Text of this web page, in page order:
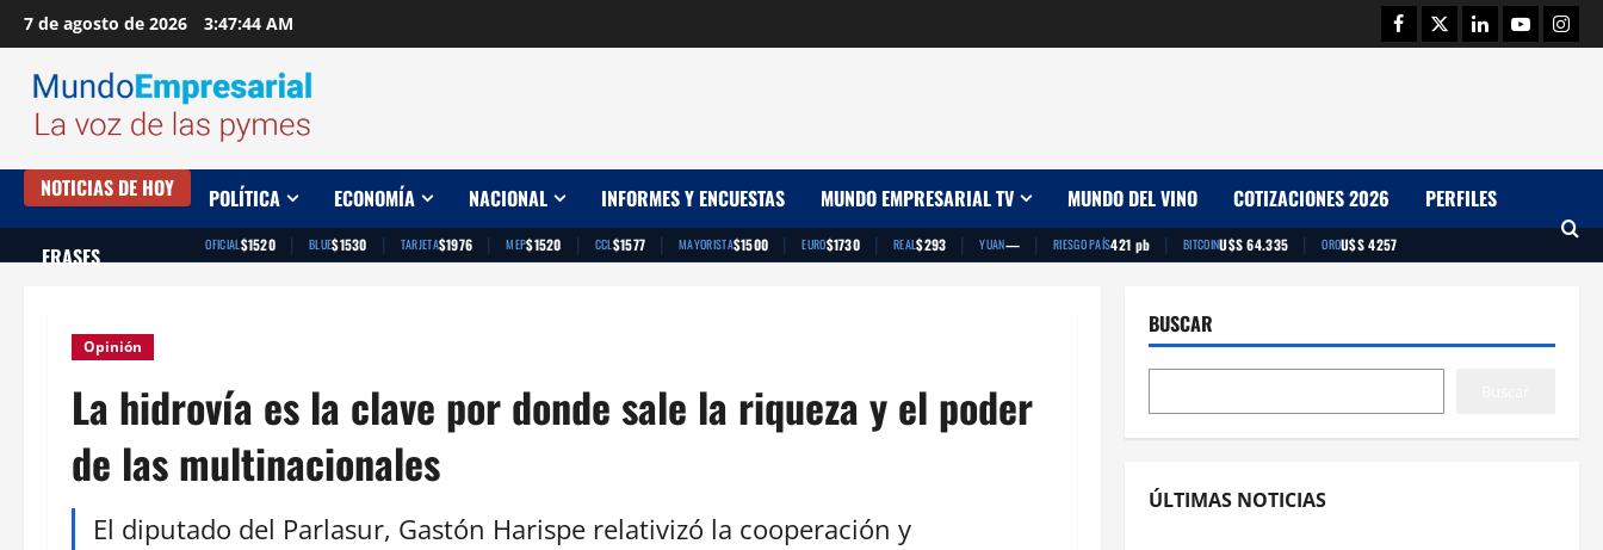
Saltar
al
contenido
7 de agosto de 2026 3:47:45 AM Facebook
TwitterLinkedinYoutube
NOTICIAS DE HOY POLÍTICA ECONOMÍA NACIONAL INFORMES Y ENCUESTAS MUNDO EMPRESARIAL TV MUNDO DEL VINO COTIZACIONES 2026 PERFILES
FRASES OFICIAL$1520 | BLUE$1530 | TARJETA$1976 | MEP$1520 | CCL$1577 | MAYORISTA$1500 | EURO$1730 | REAL$293 | YUAN— | RIESGO PAÍS421 pb | BITCOINU$S 64.335 | OROU$S 4257
Opinión
La hidrovía es la clave por donde sale la riqueza y el poder
de las multinacionales
El diputado del Parlasur, Gastón Harispe relativizó la cooperación y
BUSCAR
ÚLTIMAS NOTICIAS